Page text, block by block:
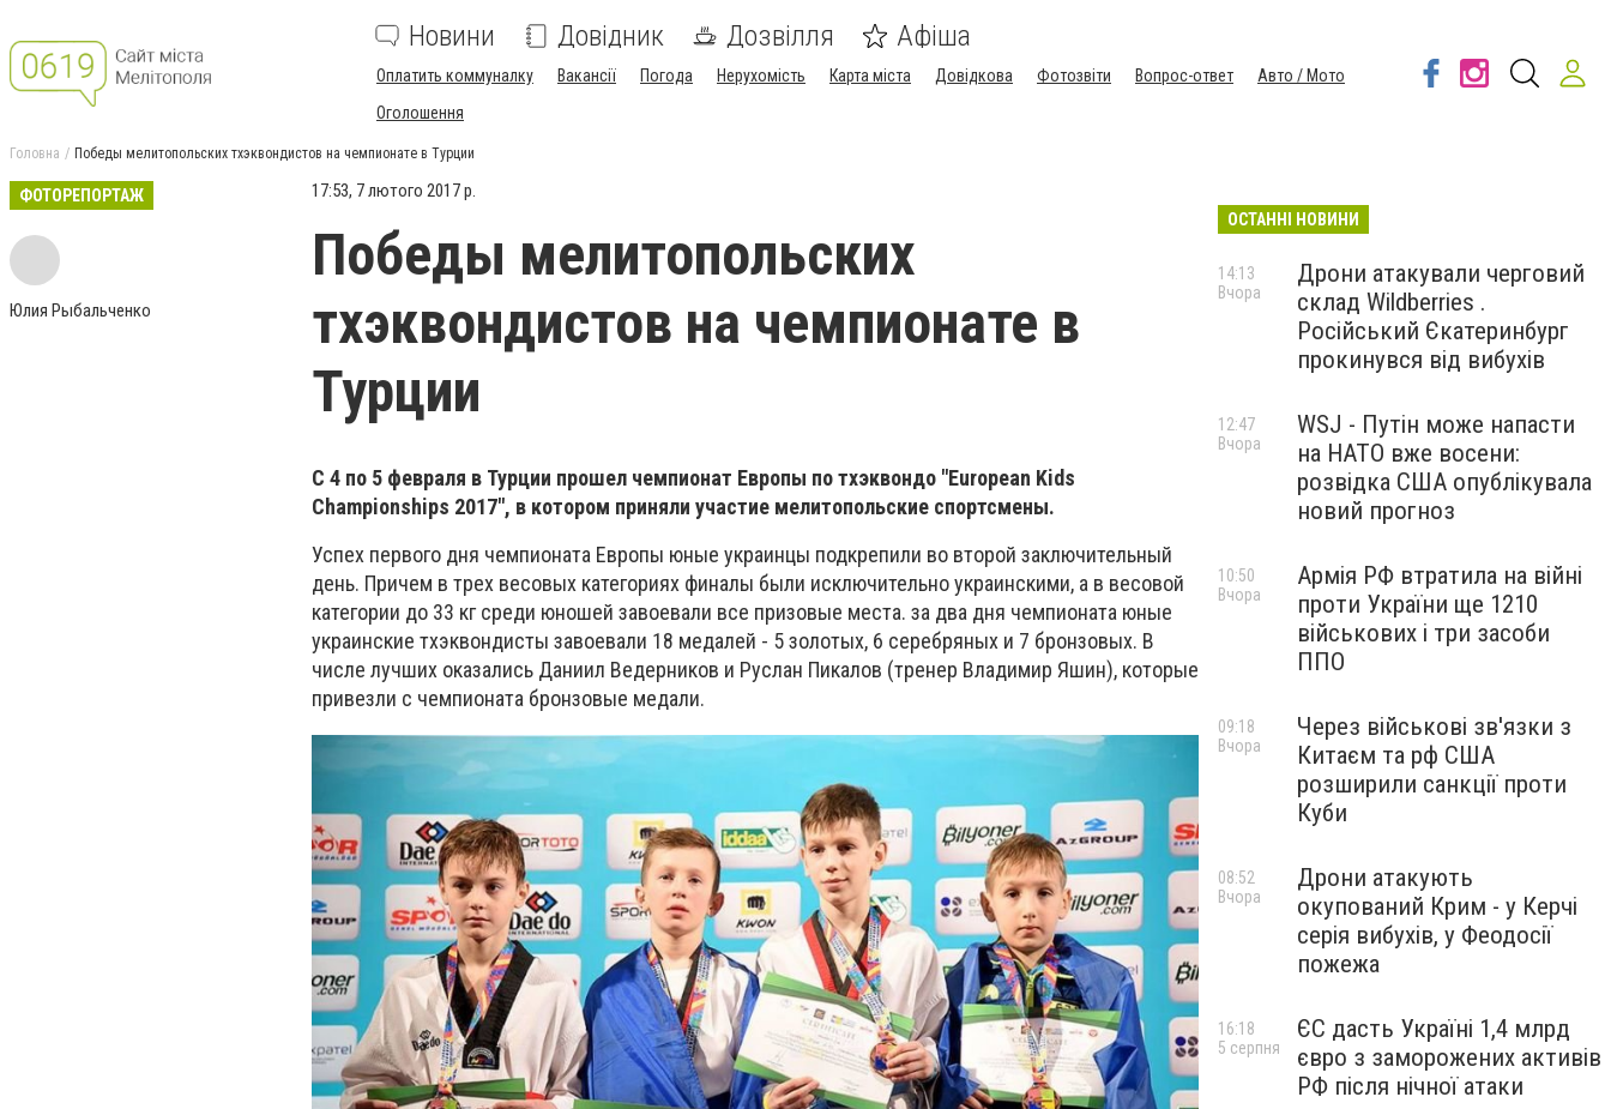
Новини Довідник Дозвілля Афіша
Оплатить коммуналку Вакансії Погода Нерухомість Карта міста Довідкова Фотозвіти Вопрос-ответ
Авто / Мото
Оголошення
Головна Победы мелитопольских тхэквондистов на чемпионате в Турции
ФОТОРЕПОРТАЖ
Юлия Рыбальченко
17:53, 7 лютого 2017 р.
Победы мелитопольских
тхэквондистов на чемпионате в
Турции
С 4 по 5 февраля в Турции прошел чемпионат Европы по тхэквондо "European Kids
Championships 2017", в котором приняли участие мелитопольские спортсмены.
Успех первого дня чемпионата Европы юные украинцы подкрепили во второй заключительный
день. Причем в трех весовых категориях финалы были исключительно украинскими, а в весовой
категории до 33 кг среди юношей завоевали все призовые места. за два дня чемпионата юные
украинские тхэквондисты завоевали 18 медалей - 5 золотых, 6 серебряных и 7 бронзовых. В
числе лучших оказались Даниил Ведерников и Руслан Пикалов (тренер Владимир Яшин), которые
привезли с чемпионата бронзовые медали.
ОСТАННІ НОВИНИ
Дрони атакували черговий
склад Wildberries .
Російський Єкатеринбург
прокинувся від вибухів
14:13
Вчора
WSJ - Путін може напасти
на НАТО вже восени:
розвідка США опублікувала
новий прогноз
12:47
Вчора
Армія РФ втратила на війні
проти України ще 1210
військових і три засоби
ППО
10:50
Вчора
Через військові зв'язки з
Китаєм та рф США
розширили санкції проти
Куби
09:18
Вчора
Дрони атакують
окупований Крим - у Керчі
серія вибухів, у Феодосії
пожежа
08:52
Вчора
ЄС дасть Україні 1,4 млрд
євро з заморожених активів
РФ після нічної атаки
16:18
5 серпня